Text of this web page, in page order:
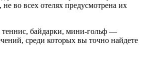
во всех отелях предусмотрена их
байдарки, мини-гольф —
среди которых вы точно найдете